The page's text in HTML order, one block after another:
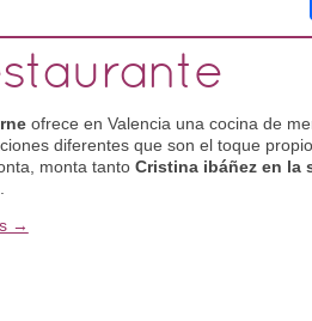
ofrece en Valencia una cocina de
diferentes que son el toque
monta tanto Cristina ibáñez en la
→